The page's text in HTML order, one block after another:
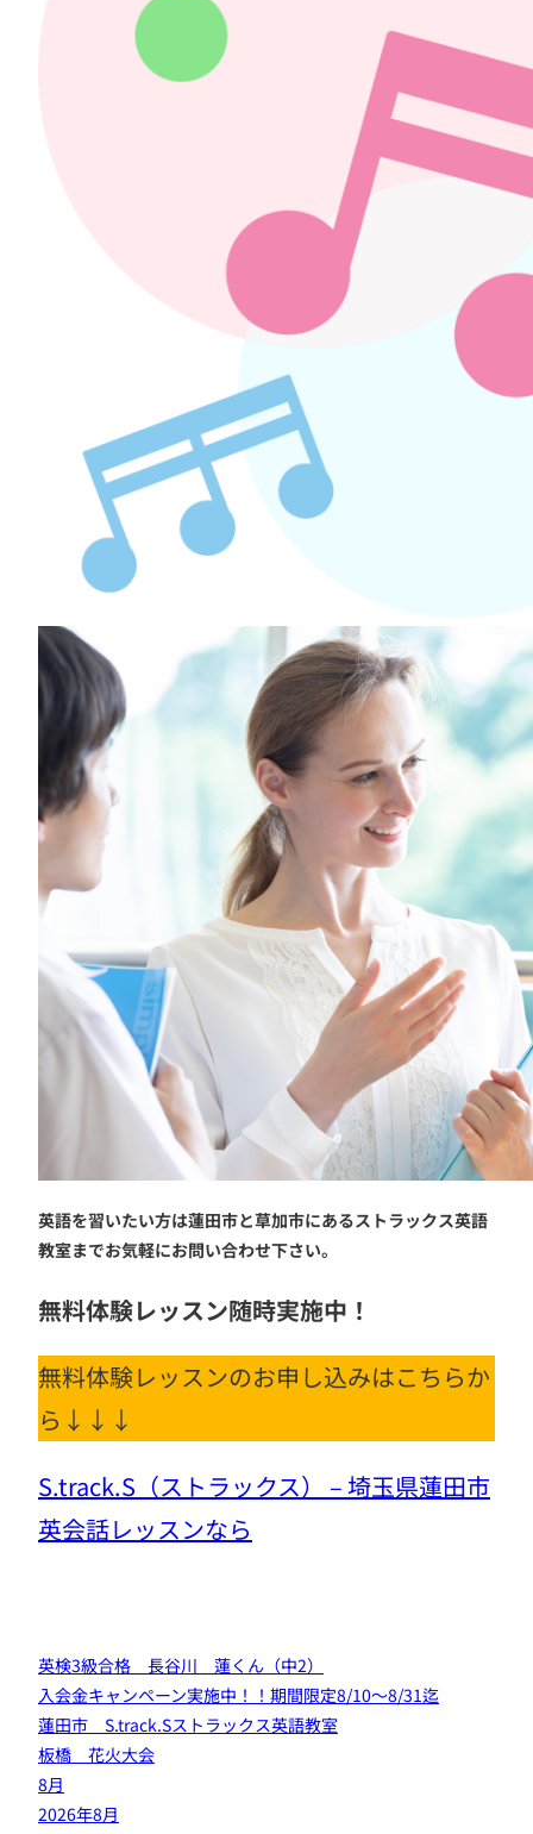
英語を習いたい方は蓮田市と草加市にあるストラックス英語
教室までお気軽にお問い合わせ下さい。
無料体験レッスン随時実施中！
無料体験レッスンのお申し込みはこちらか
ら↓↓↓
S.track.S（ストラックス） – 埼玉県蓮田市
英会話レッスンなら
英検3級合格 長谷川 蓮くん（中2）
入会金キャンペーン実施中！！期間限定8/10～8/31迄
蓮田市 S.track.Sストラックス英語教室
板橋 花火大会
8月
2026年8月